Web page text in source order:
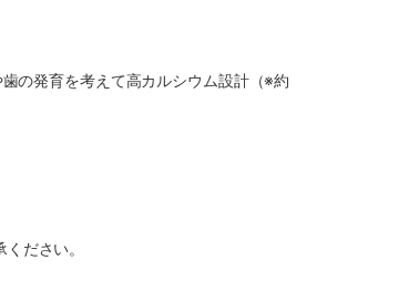
の発育を考えて高カルシウム設計（※約
ださい。